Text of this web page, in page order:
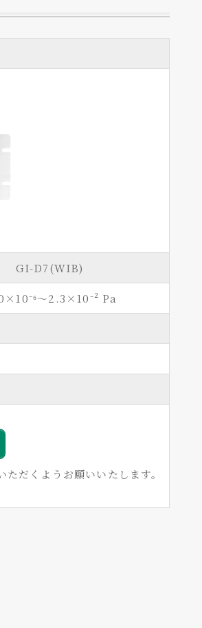
GI-D7(WIB)
～2.3×10⁻² Pa
だくようお願いいたします。